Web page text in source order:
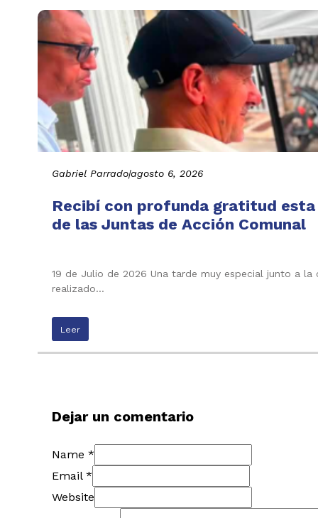
Gabriel Parrado|agosto 6, 2026
Recibí con profunda gratitud
de las Juntas de Acción Comunal
19 de Julio de 2026 Una tarde muy especial junto a
realizado…
Leer
Dejar un comentario
Name *
Email *
Website